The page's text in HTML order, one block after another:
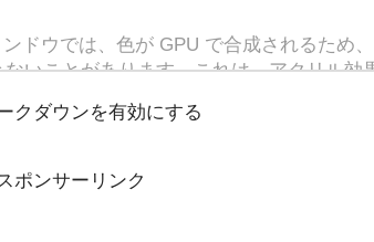
クダウンを有効にする
ポンサーリンク